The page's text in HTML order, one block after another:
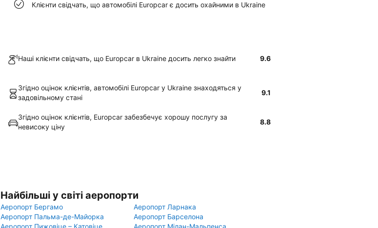
Клієнти свідчать, що автомобілі Europcar є досить охайними в Ukraine
Наші клієнти свідчать, що Europcar в Ukraine досить легко знайти 9.6
Згідно оцінок клієнтів, автомобілі Europcar у Ukraine знаходяться у
задовільному стані
9.1
Згідно оцінок клієнтів, Europcar забезбечує хорошу послугу за
невисоку ціну
8.8
Найбільші у світі аеропорти
Аеропорт Бергамо
Аеропорт Ларнака
Аеропорт Пальма-де-Майорка
Аеропорт Барселона
Аеропорт Пижовіце – Катовіце
Аеропорт Мілан-Мальпенса